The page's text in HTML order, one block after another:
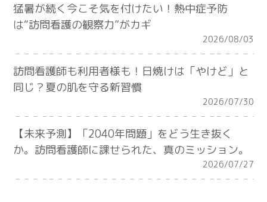
猛暑が続く今こそ気を付けたい！熱中症予防
は“訪問看護の観察力”がカギ
2026/08/03
訪問看護師も利用者様も！日焼けは「やけど」と
同じ？夏の肌を守る新習慣
2026/07/30
【未来予測】「2040年問題」をどう生き抜く
か。訪問看護師に課せられた、真のミッション。
2026/07/27